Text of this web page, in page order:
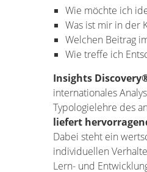
Wie möchte ich
Was ist mir in der
Welchen Beitrag
Wie treffe ich
Insights
internationales
Typologielehre des
liefert
Dabei steht ein
individuellen
Lern- und